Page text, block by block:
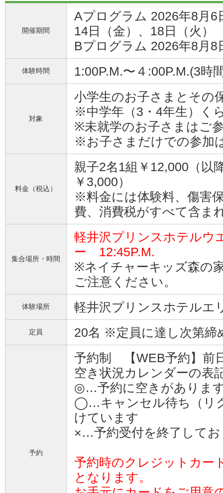
開催期間
Aプログラム 2026年8月6
14日（金）、18日（火）
Bプログラム 2026年8月8
体験時間 1:00P.M.〜４:00P.M.(3時
対象
小学生のお子さまとその
※中学年（3・4年生）く
※未就学のお子さまはご
※お子さまだけでの参加
料金（税込）
親子2名1組￥12,000（以
￥3,000）
※料金には体験料、傷害
費、消費税がすべて含ま
集合場所・時間
軽井沢プリンスホテルウ
ー 12:45P.M.
※ネイチャーキッズ森の
ご注意ください。
体験場所 軽井沢プリンスホテルエ
定員 20名 ※定員に達し次第締
予約
予約制 【WEB予約】前
空き状況カレンダーの表
◎…予約に空きがありま
◯…キャンセル待ち（リ
けています
×…予約受付を終了して
予約時のクレジットカー
となります。